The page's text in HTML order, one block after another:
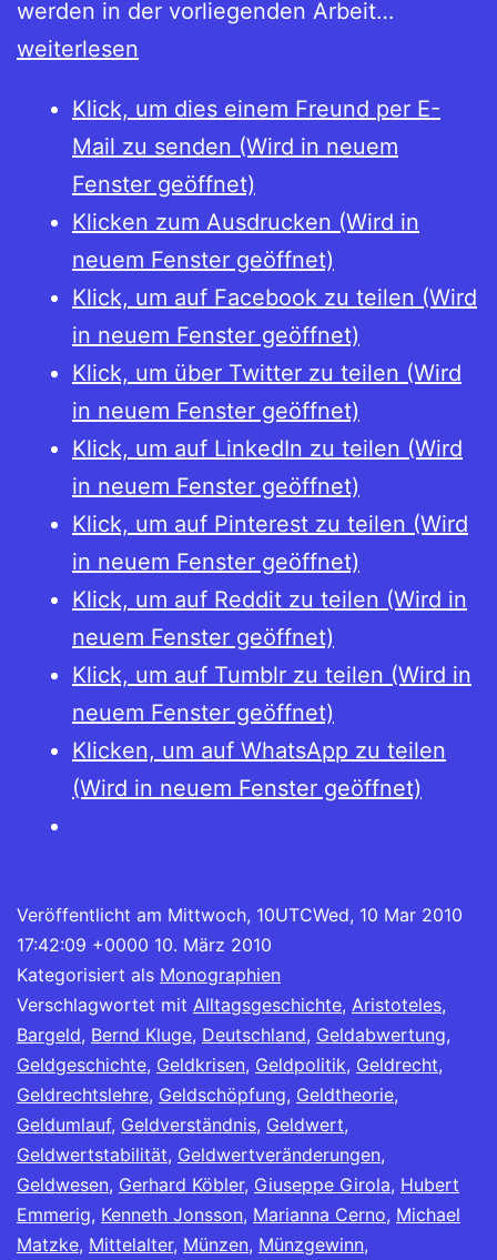
werden in der vorliegenden Arbeit…
Teil
Das
weiterlesen
Klick, um dies einem Freund per E-
Mail zu senden (Wird in neuem
Fenster geöffnet)
Klicken zum Ausdrucken (Wird in
neuem Fenster geöffnet)
Klick, um auf Facebook zu teilen (Wird
in neuem Fenster geöffnet)
Klick, um über Twitter zu teilen (Wird
in neuem Fenster geöffnet)
Klick, um auf LinkedIn zu teilen (Wird
in neuem Fenster geöffnet)
Klick, um auf Pinterest zu teilen (Wird
in neuem Fenster geöffnet)
Klick, um auf Reddit zu teilen (Wird in
neuem Fenster geöffnet)
Klick, um auf Tumblr zu teilen (Wird in
neuem Fenster geöffnet)
Klicken, um auf WhatsApp zu teilen
(Wird in neuem Fenster geöffnet)
Veröffentlicht am Mittwoch, 10UTCWed, 10 Mar 2010
17:42:09 +0000 10. März 2010
Kategorisiert als Monographien
Verschlagwortet mit Alltagsgeschichte, Aristoteles,
Bargeld, Bernd Kluge, Deutschland, Geldabwertung,
Geldgeschichte, Geldkrisen, Geldpolitik, Geldrecht,
Geldrechtslehre, Geldschöpfung, Geldtheorie,
Geldumlauf, Geldverständnis, Geldwert,
Geldwertstabilität, Geldwertveränderungen,
Geldwesen, Gerhard Köbler, Giuseppe Girola, Hubert
Emmerig, Kenneth Jonsson, Marianna Cerno, Michael
Matzke, Mittelalter, Münzen, Münzgewinn,